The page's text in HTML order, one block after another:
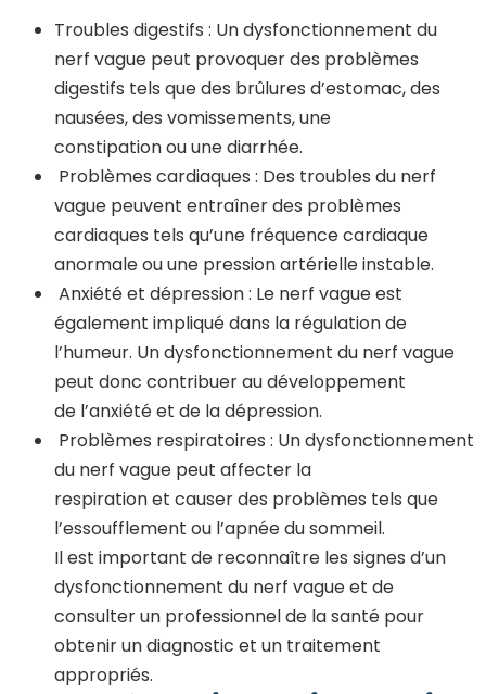
Troubles digestifs : Un dysfonctionnement du
nerf vague peut provoquer des problèmes
digestifs tels que des brûlures d’estomac, des
nausées, des vomissements, une
constipation ou une diarrhée.
Problèmes cardiaques : Des troubles du nerf
vague peuvent entraîner des problèmes
cardiaques tels qu’une fréquence cardiaque
anormale ou une pression artérielle instable.
Anxiété et dépression : Le nerf vague est
également impliqué dans la régulation de
l’humeur. Un dysfonctionnement du nerf vague
peut donc contribuer au développement
de l’anxiété et de la dépression.
Problèmes respiratoires : Un dysfonctionnement
du nerf vague peut affecter la
respiration et causer des problèmes tels que
l’essoufflement ou l’apnée du sommeil.
Il est important de reconnaître les signes d’un
dysfonctionnement du nerf vague et de
consulter un professionnel de la santé pour
obtenir un diagnostic et un traitement
appropriés.